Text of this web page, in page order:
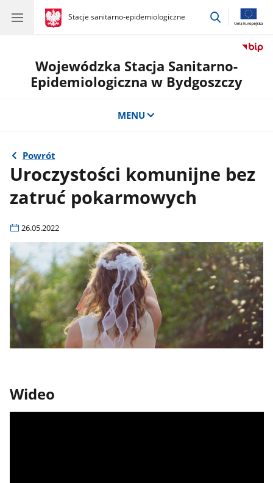
gov.pl
Stacje sanitarno-epidemiologiczne
gov.pl
Stacje
przejdź
Wojewódzka Stacja Sanitarno-
Epidemiologiczna w Bydgoszczy
MENU
Powrót
Uroczystości komunijne bez
zatruć pokarmowych
26.05.2022
Wideo